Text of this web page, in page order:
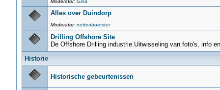
Moderator: Gina
Alles over Duindorp
Moderator: nettenboetster
Drilling Offshore Site
De Offshore Drilling industrie.Uitwisseling van foto's, info
Historie
Historische gebeurtenissen